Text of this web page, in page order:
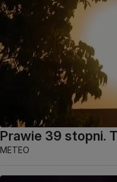
Prawie 39 stopni.
METEO